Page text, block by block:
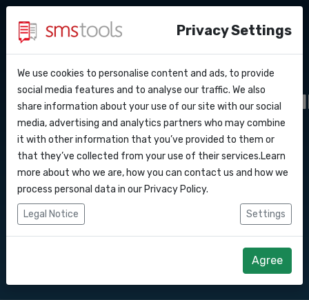
API Docs
Webhooks
Integrationen
Zapier
Warum smstools?
Blog
Service level agreement
Kontakt
Angebot anfordern
(SLA)
Wir stellen immer einen schnellen Zugang
zu unserer SMS-Software und Gateway-
Privacy Settings
We use cookies to personalise content and ads, to provide
social media features and to analyse our traffic. We also
share information about your use of our site with our social
media, advertising and analytics partners who may combine
it with other information that you’ve provided to them or
that they’ve collected from your use of their services.Learn
more about who we are, how you can contact us and how we
process personal data in our Privacy Policy.
Legal Notice Settings
Agree